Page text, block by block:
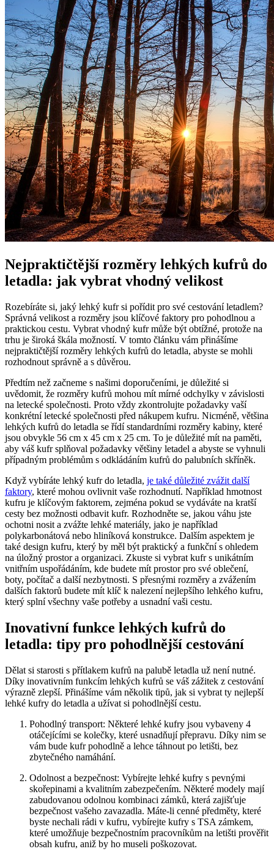
Nejpraktičtější rozměry lehkých kufrů do
letadla: jak vybrat vhodný velikost
Rozebíráte si, jaký lehký kufr si pořídit pro své cestování letadlem?
Správná velikost a rozměry jsou klíčové faktory pro pohodlnou a
praktickou cestu. Vybrat vhodný kufr může být obtížné, protože na
trhu je široká škála možností. V tomto článku vám přinášíme
nejpraktičtější rozměry lehkých kufrů do letadla, abyste se mohli
rozhodnout správně a s důvěrou.
Předtím než začneme s našimi doporučeními, je důležité si
uvědomit, že rozměry kufrů mohou mít mírné odchylky v závislosti
na letecké společnosti. Proto vždy zkontrolujte požadavky vaší
konkrétní letecké společnosti před nákupem kufru. Nicméně, většina
lehkých kufrů do letadla se řídí standardními rozměry kabiny, které
jsou obvykle 56 cm x 45 cm x 25 cm. To je důležité mít na paměti,
aby váš kufr splňoval požadavky většiny letadel a abyste se vyhnuli
případným problémům s odkládáním kufrů do palubních skříněk.
Když vybíráte lehký kufr do letadla, je také důležité zvážit další
faktory, které mohou ovlivnit vaše rozhodnutí. Například hmotnost
kufru je klíčovým faktorem, zejména pokud se vydáváte na kratší
cesty bez možnosti odbavit kufr. Rozhodněte se, jakou váhu jste
ochotni nosit a zvážte lehké materiály, jako je například
polykarbonátová nebo hliníková konstrukce. Dalším aspektem je
také design kufru, který by měl být praktický a funkční s ohledem
na úložný prostor a organizaci. Zkuste si vybrat kufr s unikátním
vnitřním uspořádáním, kde budete mít prostor pro své oblečení,
boty, počítač a další nezbytnosti. S přesnými rozměry a zvážením
dalších faktorů budete mít klíč k nalezení nejlepšího lehkého kufru,
který splní všechny vaše potřeby a usnadní vaši cestu.
Inovativní funkce lehkých kufrů do
letadla: tipy pro pohodlnější cestování
Dělat si starosti s přítlakem kufrů na palubě letadla už není nutné.
Díky inovativním funkcím lehkých kufrů se váš zážitek z cestování
výrazně zlepší. Přinášíme vám několik tipů, jak si vybrat ty nejlepší
lehké kufry do letadla a užívat si pohodlnější cestu.
Pohodlný transport: Některé lehké kufry jsou vybaveny 4
otáčejícími se kolečky, které usnadňují přepravu. Díky nim se
vám bude kufr pohodlně a lehce táhnout po letišti, bez
zbytečného namáhání.
Odolnost a bezpečnost: Vybírejte lehké kufry s pevnými
skořepinami a kvalitním zabezpečením. Některé modely mají
zabudovanou odolnou kombinaci zámků, která zajišťuje
bezpečnost vašeho zavazadla. Máte-li cenné předměty, které
byste nechali rádi v kufru, vybírejte kufry s TSA zámkem,
které umožňuje bezpečnostním pracovníkům na letišti prověřit
obsah kufru, aniž by ho museli poškozovat.